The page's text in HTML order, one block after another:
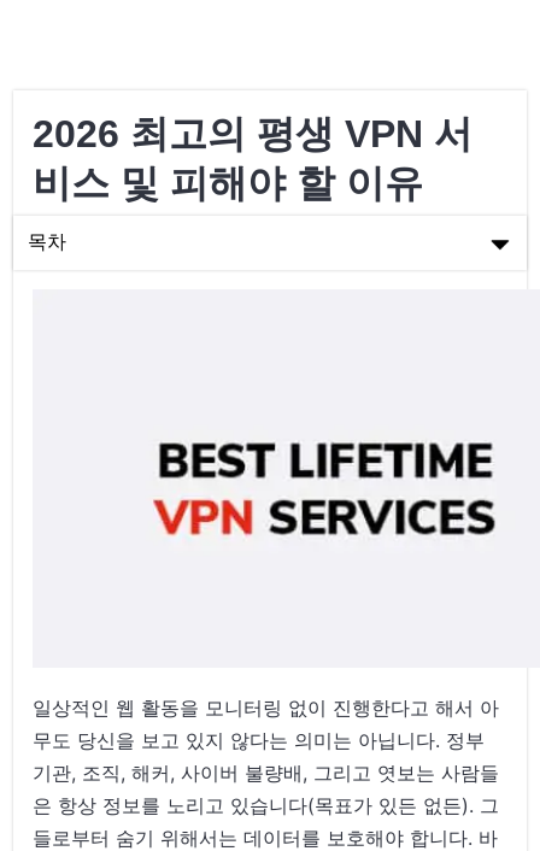
2026 최고의 평생 VPN 서
비스 및 피해야 할 이유
목차
평생 VPN 구독을 얻는 방법
평생 구독에서 찾아야 할 기능
일상적인 웹 활동을 모니터링 없이 진행한다고 해서 아
무도 당신을 보고 있지 않다는 의미는 아닙니다. 정부
기관, 조직, 해커, 사이버 불량배, 그리고 엿보는 사람들
은 항상 정보를 노리고 있습니다(목표가 있든 없든). 그
들로부터 숨기 위해서는 데이터를 보호해야 합니다. 바